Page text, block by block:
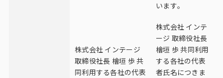
います。
株式会社 インテージ
取締役社長 檜垣 歩 共
同利用する各社の代表
株式会社 インテ
ージ 取締役社長
檜垣 歩 共同利用
する各社の代表
者氏名につきま